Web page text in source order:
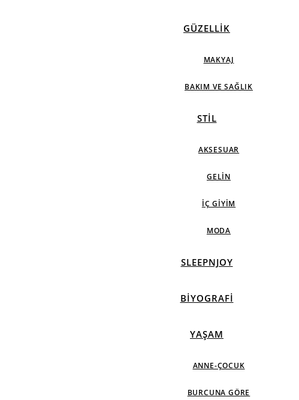
GÜZELLIK
MAKYAJ
BAKIM VE SAĞLIK
STIL
AKSESUAR
GELIN
İÇ GIYIM
MODA
SLEEPNJOY
BIYOGRAFI
YAŞAM
ANNE-ÇOCUK
BURCUNA GÖRE